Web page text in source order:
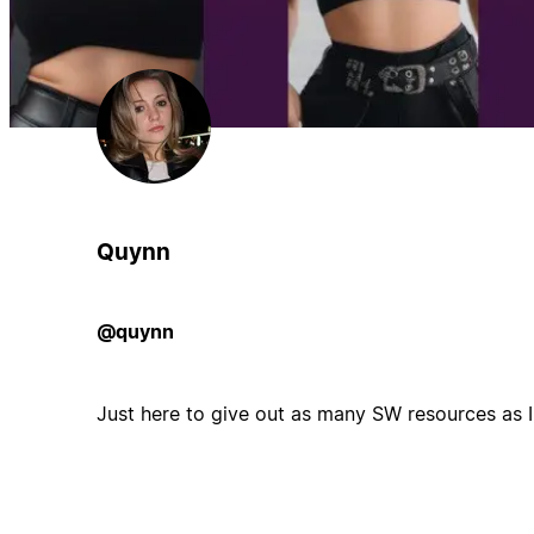
Quynn
@quynn
Just here to give out as many SW resources as